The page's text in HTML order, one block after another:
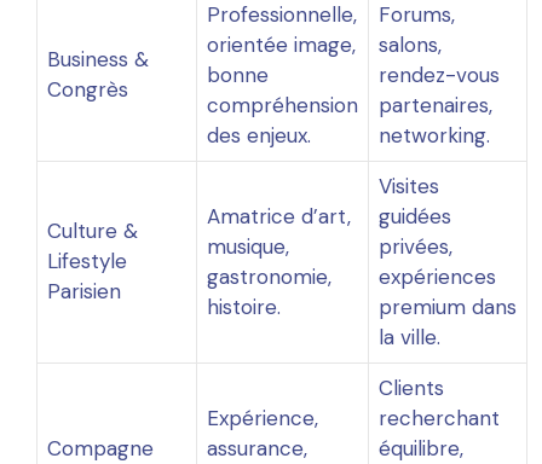
Business &
Congrès
Professionnelle,
orientée image,
bonne
compréhension
des enjeux.
Forums,
salons,
rendez-vous
partenaires,
networking.
Culture &
Lifestyle
Parisien
Amatrice d’art,
musique,
gastronomie,
histoire.
Visites
guidées
privées,
expériences
premium dans
la ville.
Compagne
Expérience,
assurance,
Clients
recherchant
équilibre,